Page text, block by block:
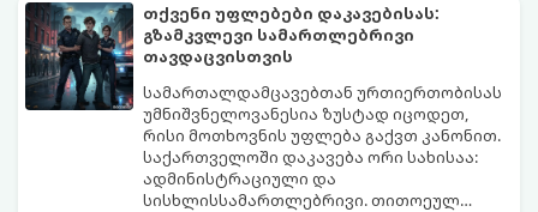
თქვენი უფლებები დაკავებისას:
გზამკვლევი სამართლებრივი
თავდაცვისთვის
სამართალდამცავებთან ურთიერთობისას
უმნიშვნელოვანესია ზუსტად იცოდეთ,
რისი მოთხოვნის უფლება გაქვთ კანონით.
საქართველოში დაკავება ორი სახისაა:
ადმინისტრაციული და
სისხლისსამართლებრივი. თითოეულ